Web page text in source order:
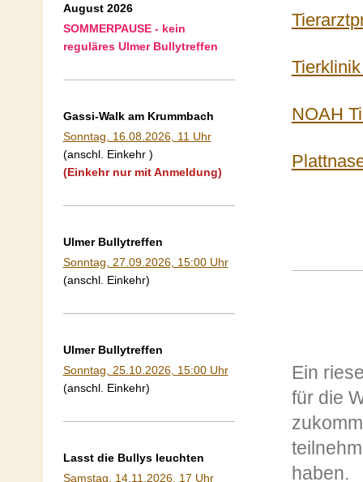
NOAH
Ein
für die
haben.
August 2026
SOMMERPAUSE - kein
reguläres Ulmer Bullytreffen
Gassi-Walk am Krummbach
Sonntag, 16.08.2026, 11 Uhr
(anschl. Einkehr )
(Einkehr nur mit Anmeldung)
Ulmer Bullytreffen
Sonntag, 27.09.2026, 15:00 Uhr
(anschl. Einkehr)
Ulmer Bullytreffen
Sonntag, 25.10.2026, 15:00 Uhr
(anschl. Einkehr)
Lasst die Bullys leuchten
Samstag, 14.11.2026, 17 Uhr